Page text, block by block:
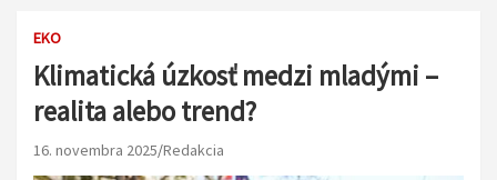
EKO
Klimatická úzkosť medzi mladými –
realita alebo trend?
16. novembra 2025 Redakcia